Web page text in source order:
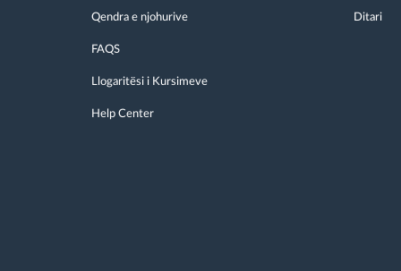
Qendra e njohurive
FAQS
Llogaritësi i Kursimeve
Help Center
Ditari